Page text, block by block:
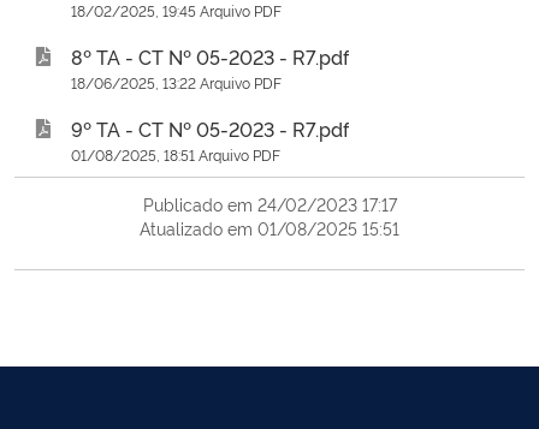
18/02/2025, 19:45 Arquivo PDF
8º TA - CT Nº 05-2023 - R7.pdf
18/06/2025, 13:22 Arquivo PDF
9º TA - CT Nº 05-2023 - R7.pdf
01/08/2025, 18:51 Arquivo PDF
Publicado em 24/02/2023 17:17
Atualizado em 01/08/2025 15:51